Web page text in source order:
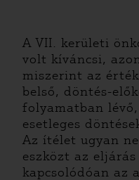
A VII. kerületi
volt kíváncsi,
miszerint az
belső, döntés-
folyamatban
esetleges
Az ítélet ugyan
eszközt az
kapcsolódóan az